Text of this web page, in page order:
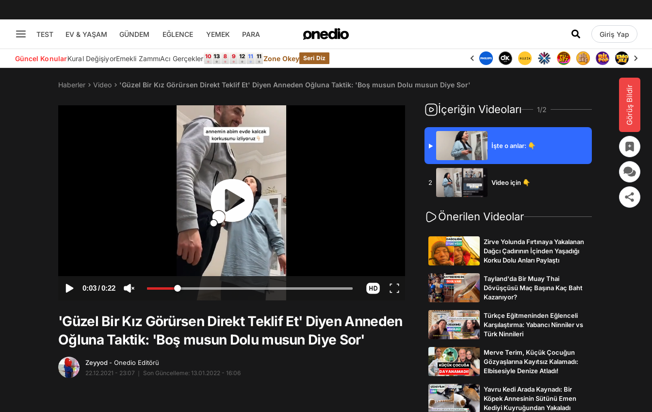
TEST EV & YAŞAM GÜNDEM EĞLENCE YEMEK PARA Giriş Yap
Güncel KonularKural DeğişiyorEmekli ZammıAcı Gerçekler Zone Okey Seri Diz
Görüş Bildir
Haberler Video 'Güzel Bir Kız Görürsen Direkt Teklif Et' Diyen Anneden Oğluna Taktik: 'Boş musun Dolu musun Diye Sor'
0:03/0:22
'Güzel Bir Kız Görürsen Direkt Teklif Et' Diyen Anneden
Oğluna Taktik: 'Boş musun Dolu musun Diye Sor'
Zeyyod - Onedio Editörü
22.12.2021 - 23:07 Son Güncelleme: 13.01.2022 - 16:06
İçeriğin Videoları 1/2
▶ İşte o anlar: 👇
2 Video için 👇
Önerilen Videolar
Zirve Yolunda Fırtınaya Yakalanan
Dağcı Çadırının İçinden Yaşadığı
Korku Dolu Anları Paylaştı
Tayland'da Bir Muay Thai
Dövüşçüsü Maç Başına Kaç Baht
Kazanıyor?
Türkçe Eğitmeninden Eğlenceli
Karşılaştırma: Yabancı Ninniler vs
Türk Ninnileri
Merve Terim, Küçük Çocuğun
Gözyaşlarına Kayıtsız Kalamadı:
Elbisesiyle Denize Atladı!
Yavru Kedi Arada Kaynadı: Bir
Köpek Annesinin Sütünü Emen
Kediyi Kuyruğundan Yakaladı